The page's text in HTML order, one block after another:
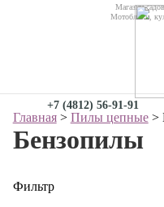
Магазин
Мотоблоки,
+7 (4812) 56-91-91
Главная> Пилы цепные>
Бензопилы
Фильтр